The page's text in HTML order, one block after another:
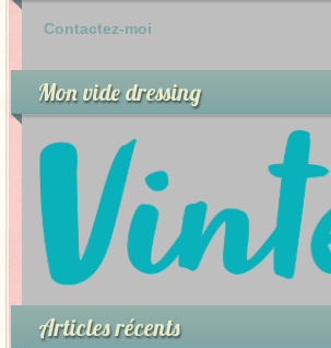
Contactez-moi
Mon vide dressing
Articles récents